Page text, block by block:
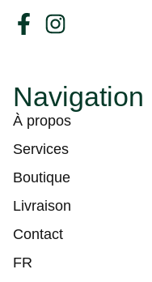
Navigation
À propos
Services
Boutique
Livraison
Contact
FR